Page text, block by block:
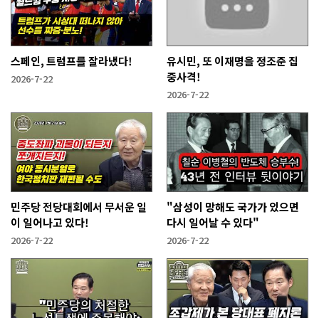
스페인, 트럼프를 잘라냈다!
2026-7-22
유시민, 또 이재명을 정조준 집
중사격!
2026-7-22
민주당 전당대회에서 무서운 일
이 일어나고 있다!
2026-7-22
"삼성이 망해도 국가가 있으면
다시 일어날 수 있다"
2026-7-22